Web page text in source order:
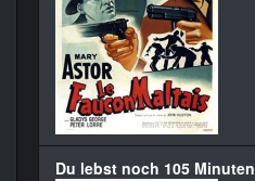
Du lebst noch 105 Minuten